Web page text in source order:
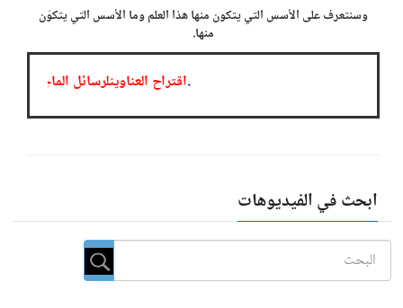
وسنتعرف على الأسس التي يتكون منها هذا العلم وما الأسس التي يتكوّن
منها.
.اقتراح العناوينلرسائل
ابحث في الفيديوهات